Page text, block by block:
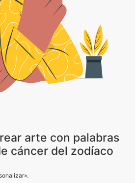
arte con palabras
cáncer del zodíaco